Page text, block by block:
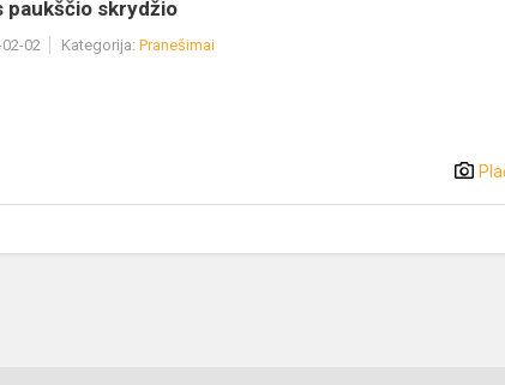
paukščio skrydžio
02 Kategorija: Pranešimai